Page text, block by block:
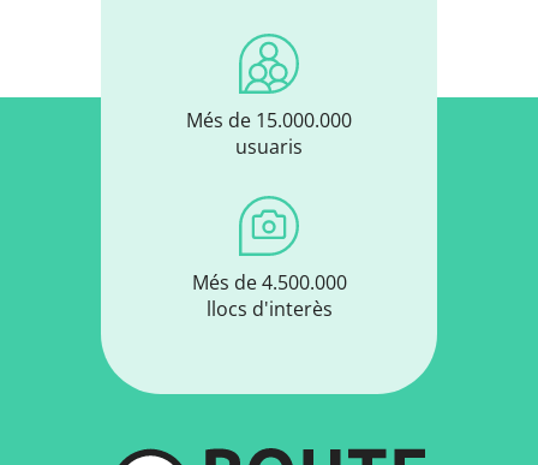
Més de 15.000.000
usuaris
Més de 4.500.000
llocs d'interès